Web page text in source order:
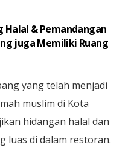
Halal & Pemandangan
juga Memiliki Ruang
yang telah menjadi
muslim di Kota
hidangan halal dan
luas di dalam restoran.